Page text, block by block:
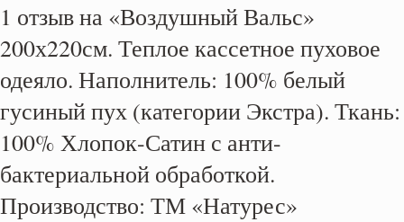
1 отзыв на «Воздушный Вальс»
200х220см. Теплое кассетное пуховое
одеяло. Наполнитель: 100% белый
гусиный пух (категории Экстра). Ткань:
100% Хлопок-Сатин с анти-
бактериальной обработкой.
Производство: ТМ «Натурес»